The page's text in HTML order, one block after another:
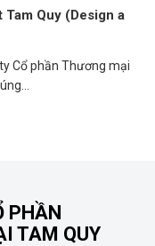
Quy (Design a
Cổ phần Thương mại
PHẦN
TAM QUY